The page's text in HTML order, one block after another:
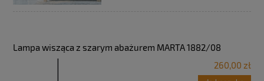
Lampa wisząca z szarym abażurem MARTA 1882/08
260,00 zł